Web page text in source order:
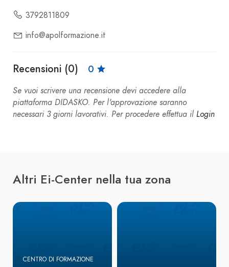
3792811809
info@apolformazione.it
Recensioni (0) 0
Se vuoi scrivere una recensione devi accedere alla
piattaforma DIDASKO. Per l'approvazione saranno
necessari 3 giorni lavorativi. Per procedere effettua il Login
Altri Ei-Center nella tua zona
CENTRO DI FORMAZIONE